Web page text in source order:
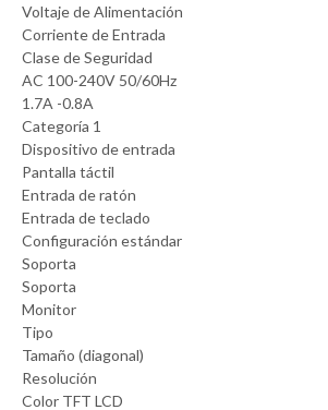
Voltaje de Alimentación
Corriente de Entrada
Clase de Seguridad
AC 100-240V 50/60Hz
1.7A -0.8A
Categoría 1
Dispositivo de entrada
Pantalla táctil
Entrada de ratón
Entrada de teclado
Configuración estándar
Soporta
Soporta
Monitor
Tipo
Tamaño (diagonal)
Resolución
Color TFT LCD